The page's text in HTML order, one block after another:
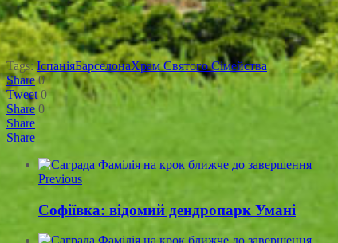
Tags:ІспаніяБарселонаХрам Святого Сімейства
Share 0
Tweet 0
Share 0
Share
Share
Previous
Софіївка: відомий дендропарк Умані